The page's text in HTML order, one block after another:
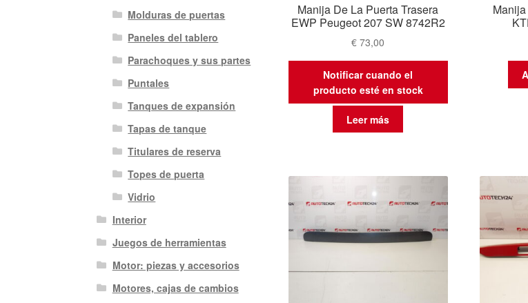
Manija De La Puerta Trasera
EWP Peugeot 207 SW 8742R2
€ 73,00
Notificar cuando el
producto esté en stock
Leer más
Molduras de puertas
Paneles del tablero
Parachoques y sus partes
Puntales
Tanques de expansión
Tapas de tanque
Titulares de reserva
Topes de puerta
Vidrio
Interior
Juegos de herramientas
Motor: piezas y accesorios
Motores, cajas de cambios